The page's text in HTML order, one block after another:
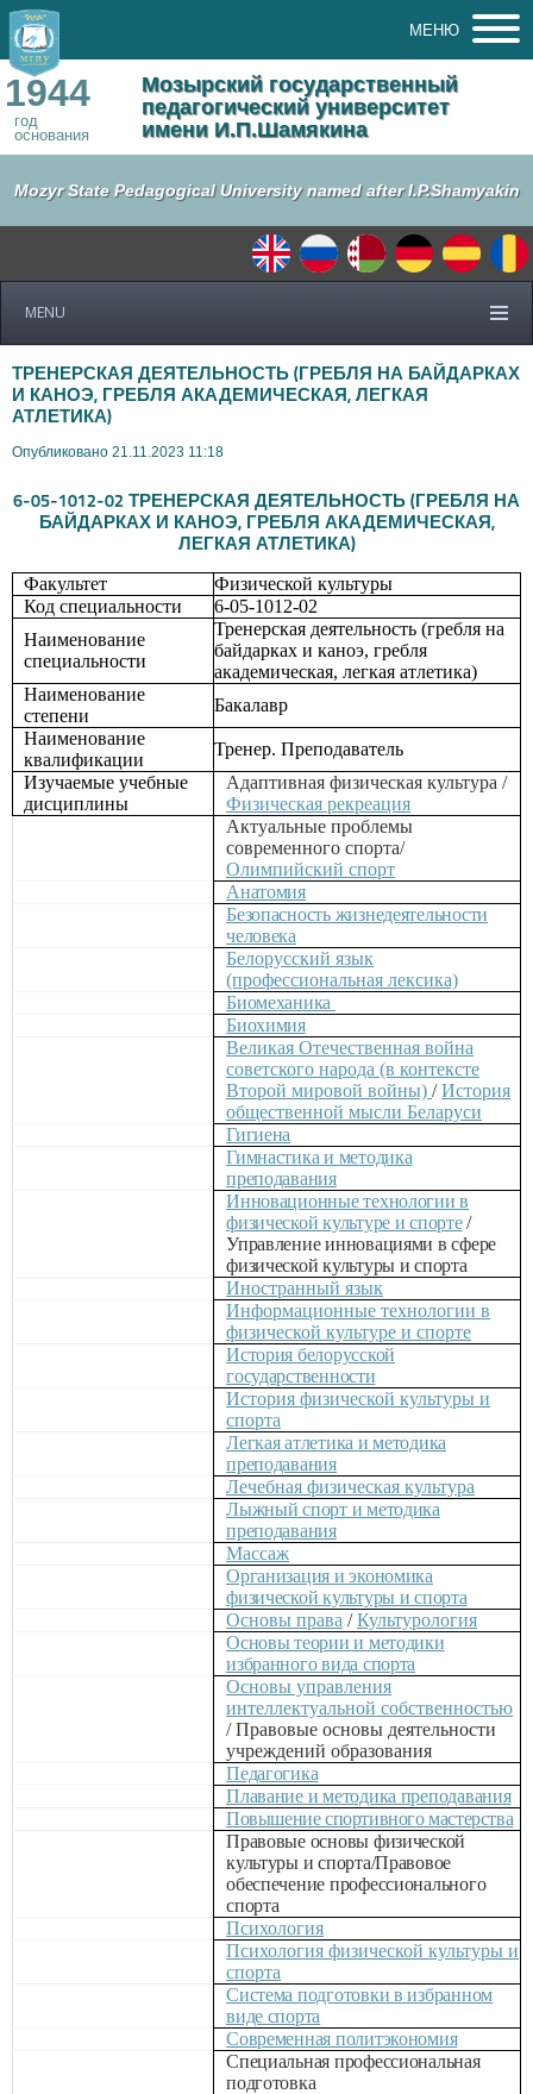
МЕНЮ
1944
год
основания
Мозырский государственный
педагогический университет
имени И.П.Шамякина
Mozyr State Pedagogical University named after I.P.Shamyakin
MENU
ТРЕНЕРСКАЯ ДЕЯТЕЛЬНОСТЬ (ГРЕБЛЯ НА БАЙДАРКАХ
И КАНОЭ, ГРЕБЛЯ АКАДЕМИЧЕСКАЯ, ЛЕГКАЯ
АТЛЕТИКА)
Опубликовано 21.11.2023 11:18
6-05-1012-02 ТРЕНЕРСКАЯ ДЕЯТЕЛЬНОСТЬ (ГРЕБЛЯ НА
БАЙДАРКАХ И КАНОЭ, ГРЕБЛЯ АКАДЕМИЧЕСКАЯ,
ЛЕГКАЯ АТЛЕТИКА)
Факультет
Физической культуры
Код специальности
6-05-1012-02
Наименование
специальности
Тренерская деятельность (гребля на
байдарках и каноэ, гребля
академическая, легкая атлетика)
Наименование
степени
Бакалавр
Наименование
квалификации
Тренер. Преподаватель
Изучаемые учебные
дисциплины
Адаптивная физическая культура /
Физическая рекреация
Актуальные проблемы
современного спорта/
Олимпийский спорт
Анатомия
Безопасность жизнедеятельности
человека
Белорусский язык
(профессиональная лексика)
Биомеханика
Биохимия
Великая Отечественная война
советского народа (в контексте
Второй мировой войны)/История
общественной мысли Беларуси
Гигиена
Гимнастика и методика
преподавания
Инновационные технологии в
физической культуре и спорте/
Управление инновациями в сфере
физической культуры и спорта
Иностранный язык
Информационные технологии в
физической культуре и спорте
История белорусской
государственности
История физической культуры и
спорта
Легкая атлетика и методика
преподавания
Лечебная физическая культура
Лыжный спорт и методика
преподавания
Массаж
Организация и экономика
физической культуры и спорта
Основы права /Культурология
Основы теории и методики
избранного вида спорта
Основы управления
интеллектуальной собственностью
/ Правовые основы деятельности
учреждений образования
Педагогика
Плавание и методика преподавания
Повышение спортивного мастерства
Правовые основы физической
культуры и спорта/Правовое
обеспечение профессионального
спорта
Психология
Психология физической культуры и
спорта
Система подготовки в избранном
виде спорта
Современная политэкономия
Специальная профессиональная
подготовка